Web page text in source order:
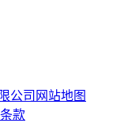
公司 网站地图
款